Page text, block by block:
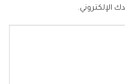
الإلكتروني.